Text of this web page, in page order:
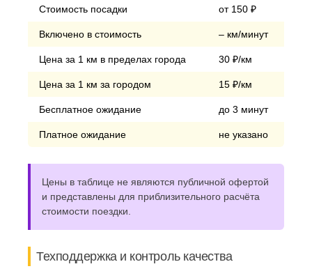
Стоимость посадки от 150 ₽
Включено в стоимость – км/минут
Цена за 1 км в пределах города 30 ₽/км
Цена за 1 км за городом 15 ₽/км
Бесплатное ожидание до 3 минут
Платное ожидание не указано
Цены в таблице не являются публичной офертой
и представлены для приблизительного расчёта
стоимости поездки.
Техподдержка и контроль качества